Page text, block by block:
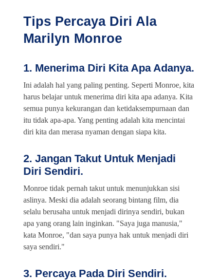
Tips Percaya Diri Ala
Marilyn Monroe
1. Menerima Diri Kita Apa Adanya.
Ini adalah hal yang paling penting. Seperti Monroe, kita
harus belajar untuk menerima diri kita apa adanya. Kita
semua punya kekurangan dan ketidaksempurnaan dan
itu tidak apa-apa. Yang penting adalah kita mencintai
diri kita dan merasa nyaman dengan siapa kita.
2. Jangan Takut Untuk Menjadi
Diri Sendiri.
Monroe tidak pernah takut untuk menunjukkan sisi
aslinya. Meski dia adalah seorang bintang film, dia
selalu berusaha untuk menjadi dirinya sendiri, bukan
apa yang orang lain inginkan. "Saya juga manusia,"
kata Monroe, "dan saya punya hak untuk menjadi diri
saya sendiri."
3. Percaya Pada Diri Sendiri.